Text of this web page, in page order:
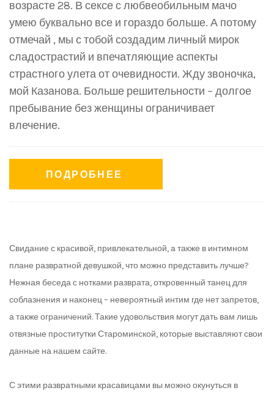
возрасте 28. В сексе с любвеобильным мачо
умею буквально все и гораздо больше. А потому
отмечай , мы с тобой создадим личный мирок
сладострастий и впечатляющие аспекты
страстного улета от очевидности. Жду звоночка,
мой Казанова. Больше решительности – долгое
пребывание без женщины ограничивает
влечение.
ПОДРОБНЕЕ
Свидание с красивой, привлекательной, а также в интимном
плане развратной девушкой, что можно представить лучше?
Нежная беседа с нотками разврата, откровенный танец для
соблазнения и наконец – невероятный интим где нет запретов,
а также ограничений. Такие удовольствия могут дать вам лишь
отвязные проститутки Староминской, которые выставляют свои
данные на нашем сайте.
С этими развратными красавицами вы можно окунуться в